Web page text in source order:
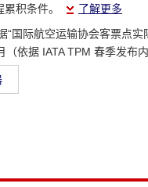
积条件。
了解更多
“国际航空运输协会客票点实
（依据 IATA TPM 春季发布